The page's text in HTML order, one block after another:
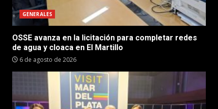
GENERALES
OSSE avanza en la licitación para completar redes
de agua y cloaca en El Martillo
6 de agosto de 2026